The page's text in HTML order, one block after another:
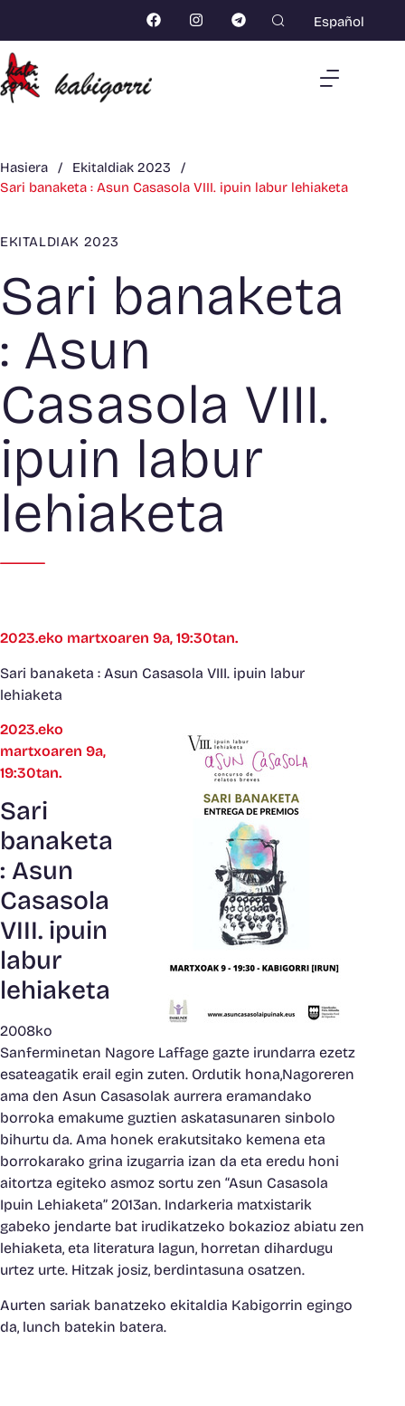
Español
Hasiera / Ekitaldiak 2023
/
Sari banaketa : Asun Casasola VIII. ipuin labur lehiaketa
EKITALDIAK 2023
Sari banaketa
: Asun
Casasola VIII.
ipuin labur
lehiaketa
2023.eko martxoaren 9a, 19:30tan.
Sari banaketa : Asun Casasola VIII. ipuin labur
lehiaketa
2023.eko
martxoaren 9a,
19:30tan.
Sari
banaketa
: Asun
Casasola
VIII. ipuin
labur
lehiaketa
2008ko
Sanferminetan Nagore Laffage gazte irundarra ezetz
esateagatik erail egin zuten. Ordutik hona,Nagoreren
ama den Asun Casasolak aurrera eramandako
borroka emakume guztien askatasunaren sinbolo
bihurtu da. Ama honek erakutsitako kemena eta
borrokarako grina izugarria izan da eta eredu honi
aitortza egiteko asmoz sortu zen “Asun Casasola
Ipuin Lehiaketa” 2013an. Indarkeria matxistarik
gabeko jendarte bat irudikatzeko bokazioz abiatu zen
lehiaketa, eta literatura lagun, horretan dihardugu
urtez urte. Hitzak josiz, berdintasuna osatzen.
Aurten sariak banatzeko ekitaldia Kabigorrin egingo
da, lunch batekin batera.